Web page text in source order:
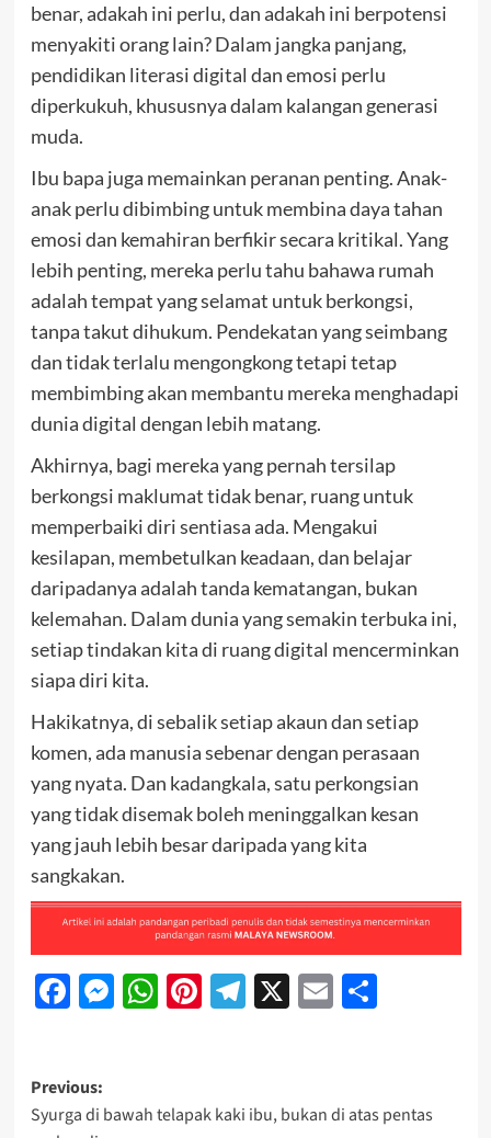
benar, adakah ini perlu, dan adakah ini berpotensi
menyakiti orang lain? Dalam jangka panjang,
pendidikan literasi digital dan emosi perlu
diperkukuh, khususnya dalam kalangan generasi
muda.
Ibu bapa juga memainkan peranan penting. Anak-
anak perlu dibimbing untuk membina daya tahan
emosi dan kemahiran berfikir secara kritikal. Yang
lebih penting, mereka perlu tahu bahawa rumah
adalah tempat yang selamat untuk berkongsi,
tanpa takut dihukum. Pendekatan yang seimbang
dan tidak terlalu mengongkong tetapi tetap
membimbing akan membantu mereka menghadapi
dunia digital dengan lebih matang.
Akhirnya, bagi mereka yang pernah tersilap
berkongsi maklumat tidak benar, ruang untuk
memperbaiki diri sentiasa ada. Mengakui
kesilapan, membetulkan keadaan, dan belajar
daripadanya adalah tanda kematangan, bukan
kelemahan. Dalam dunia yang semakin terbuka ini,
setiap tindakan kita di ruang digital mencerminkan
siapa diri kita.
Hakikatnya, di sebalik setiap akaun dan setiap
komen, ada manusia sebenar dengan perasaan
yang nyata. Dan kadangkala, satu perkongsian
yang tidak disemak boleh meninggalkan kesan
yang jauh lebih besar daripada yang kita
sangkakan.
Facebook
Messenger
WhatsApp
Pinterest
Telegram
X EmailShare
Previous:
Syurga di bawah telapak kaki ibu, bukan di atas pentas